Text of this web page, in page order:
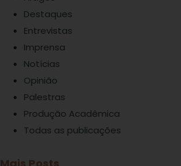
Destaques
Entrevistas
Imprensa
Notícias
Opinião
Palestras
Produção Acadêmica
Todas as publicações